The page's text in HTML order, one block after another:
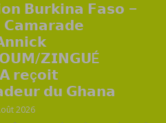
𝗕𝘂𝗿𝗸𝗶𝗻𝗮 𝗙𝗮𝘀𝗼 –
𝗖𝗮𝗺𝗮𝗿𝗮𝗱𝗲
𝗭𝗜𝗡𝗚𝗨É
𝗿𝗲ç𝗼𝗶𝘁
𝗱𝘂 𝗚𝗵𝗮𝗻𝗮
2026